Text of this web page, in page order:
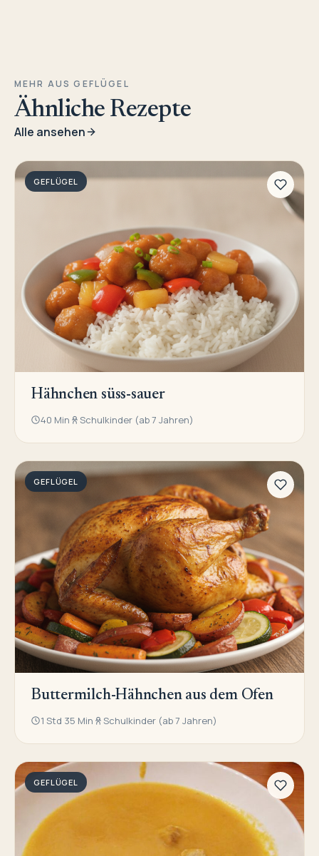
MEHR AUS GEFLÜGEL
Ähnliche Rezepte
Alle ansehen
GEFLÜGEL
Hähnchen süss-sauer
40 Min Schulkinder (ab 7 Jahren)
GEFLÜGEL
Buttermilch-Hähnchen aus dem Ofen
1 Std 35 Min Schulkinder (ab 7 Jahren)
GEFLÜGEL